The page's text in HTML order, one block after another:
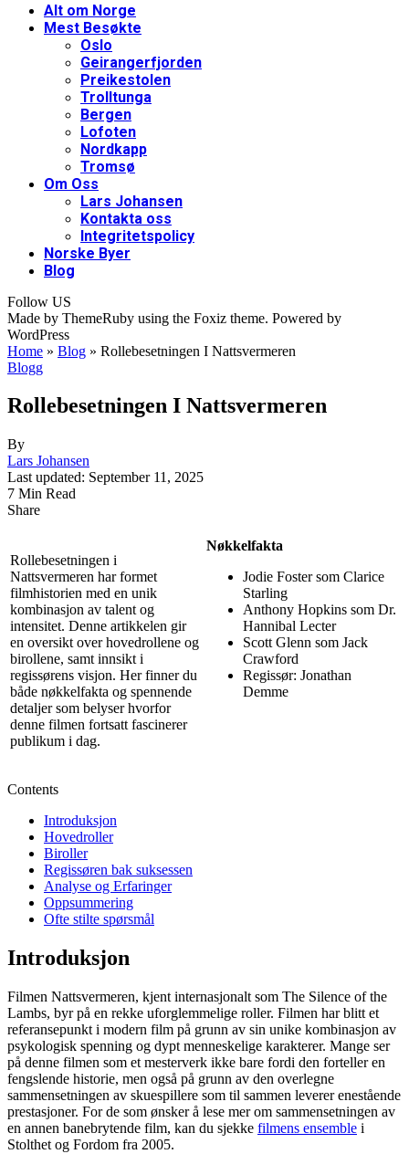
Alt om Norge
Mest Besøkte
Oslo
Geirangerfjorden
Preikestolen
Trolltunga
Bergen
Lofoten
Nordkapp
Tromsø
Om Oss
Lars Johansen
Kontakta oss
Integritetspolicy
Norske Byer
Blog
Follow US
Made by ThemeRuby using the Foxiz theme. Powered by
WordPress
Home » Blog » Rollebesetningen I Nattsvermeren
Blogg
Rollebesetningen I Nattsvermeren
By
Lars Johansen
Last updated: September 11, 2025
7 Min Read
Share
Rollebesetningen i
Nattsvermeren har formet
filmhistorien med en unik
kombinasjon av talent og
intensitet. Denne artikkelen gir
en oversikt over hovedrollene og
birollene, samt innsikt i
regissørens visjon. Her finner du
både nøkkelfakta og spennende
detaljer som belyser hvorfor
denne filmen fortsatt fascinerer
publikum i dag.
Nøkkelfakta
Jodie Foster som Clarice
Starling
Anthony Hopkins som Dr.
Hannibal Lecter
Scott Glenn som Jack
Crawford
Regissør: Jonathan
Demme
Contents
Introduksjon
Hovedroller
Biroller
Regissøren bak suksessen
Analyse og Erfaringer
Oppsummering
Ofte stilte spørsmål
Introduksjon
Filmen Nattsvermeren, kjent internasjonalt som The Silence of the
Lambs, byr på en rekke uforglemmelige roller. Filmen har blitt et
referansepunkt i modern film på grunn av sin unike kombinasjon av
psykologisk spenning og dypt menneskelige karakterer. Mange ser
på denne filmen som et mesterverk ikke bare fordi den forteller en
fengslende historie, men også på grunn av den overlegne
sammensetningen av skuespillere som til sammen leverer enestående
prestasjoner. For de som ønsker å lese mer om sammensetningen av
en annen banebrytende film, kan du sjekke filmens ensemble i
Stolthet og Fordom fra 2005.